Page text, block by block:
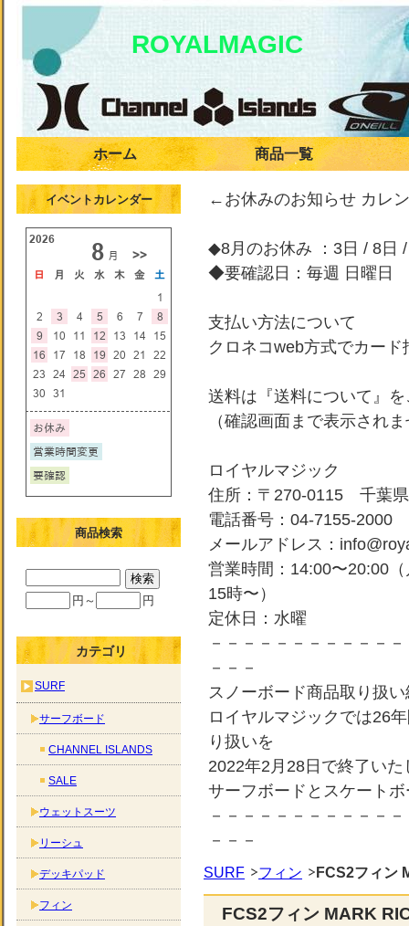
ROYALMAGIC
ホーム 商品一覧
←お休みのお知らせ カレ
◆8月のお休み ：3日 / 8日
◆要確認日：毎週 日曜日
支払い方法について
クロネコweb方式でカー
送料は『送料について』
（確認画面まで表示され
ロイヤルマジック
住所：〒270-0115 千葉
電話番号：04-7155-2000
メールアドレス：
営業時間：14:00〜20:00
15時〜）
定休日：水曜
－－－－－－－－－－－
－－－
スノーボード商品取り扱
ロイヤルマジックでは26
り扱いを
2022年2月28日で終了いた
サーフボードとスケート
－－－－－－－－－－－
－－－
SURF フィン FCS2フィン
FCS2フィン MARK
イベントカレンダー
商品検索
円～ 円
カテゴリ
SURF
サーフボード
CHANNEL ISLANDS
SALE
ウェットスーツ
リーシュ
デッキパッド
フィン